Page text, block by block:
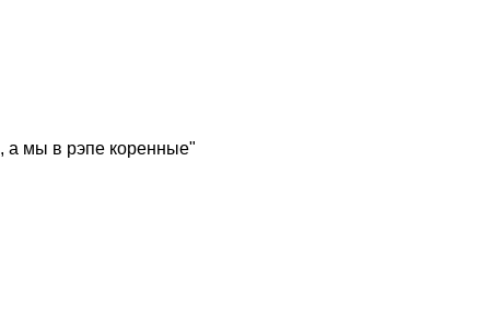
а мы в рэпе коренные"